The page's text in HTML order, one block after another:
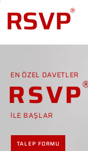
EN ÖZEL DAVETLER
RSVP
İLE BAŞLAR
TALEP FORMU